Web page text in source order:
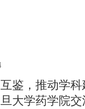
鉴，推动学
大学药学院